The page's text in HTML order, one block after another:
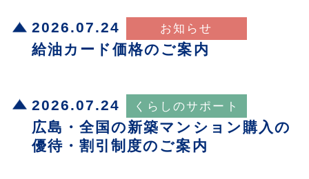
2026.07.24
給油カード価格のご案内
2026.07.24
広島・全国の新築マンション購入の
優待・割引制度のご案内